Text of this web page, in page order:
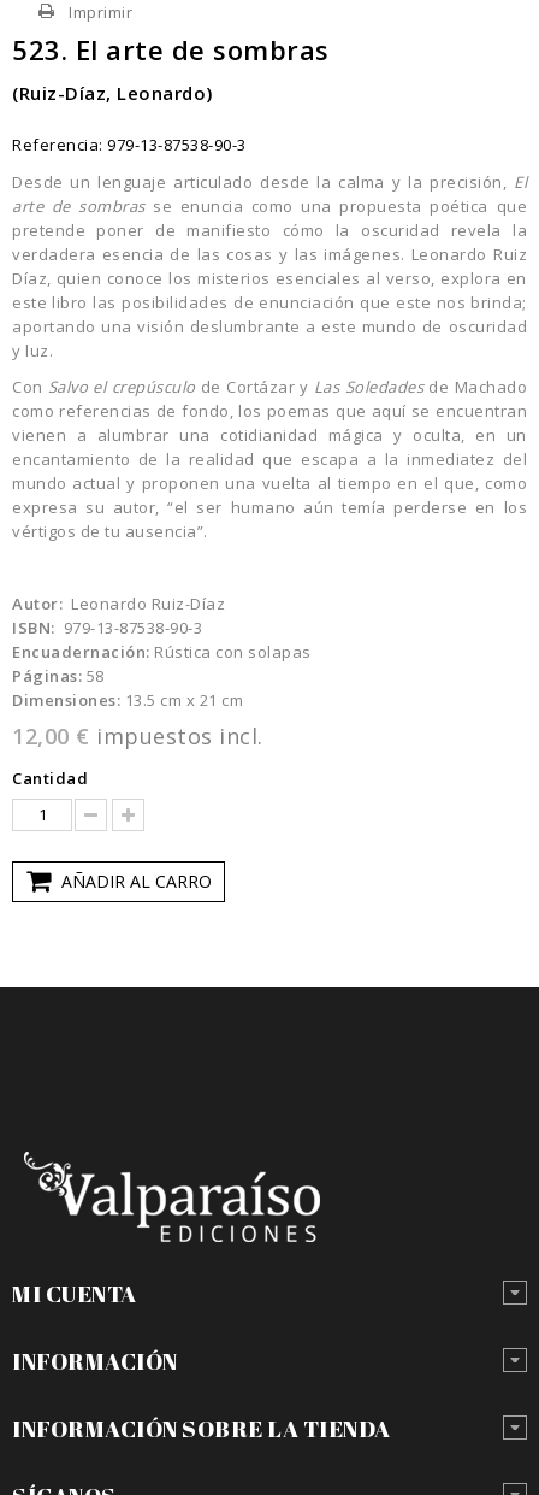
Imprimir
523. El arte de sombras
(Ruiz-Díaz, Leonardo)
Referencia: 979-13-87538-90-3
Desde un lenguaje articulado desde la calma y la precisión, El
arte de sombrasse enuncia como una propuesta poética que
pretende poner de manifiesto cómo la oscuridad revela la
verdadera esencia de las cosas y las imágenes. Leonardo Ruiz
Díaz, quien conoce los misterios esenciales al verso, explora en
este libro las posibilidades de enunciación que este nos brinda;
aportando una visión deslumbrante a este mundo de oscuridad
y luz.
Con Salvo el crepúsculo de Cortázar y Las Soledadesde Machado
como referencias de fondo, los poemas que aquí se encuentran
vienen a alumbrar una cotidianidad mágica y oculta, en un
encantamiento de la realidad que escapa a la inmediatez del
mundo actual y proponen una vuelta al tiempo en el que, como
expresa su autor, “el ser humano aún temía perderse en los
vértigos de tu ausencia”.
Autor: Leonardo Ruiz-Díaz
ISBN: 979-13-87538-90-3
Encuadernación: Rústica con solapas
Páginas: 58
Dimensiones: 13.5 cm x 21 cm
12,00 € impuestos incl.
Cantidad
AÑADIR AL CARRO
MI CUENTA
INFORMACIÓN
INFORMACIÓN SOBRE LA TIENDA